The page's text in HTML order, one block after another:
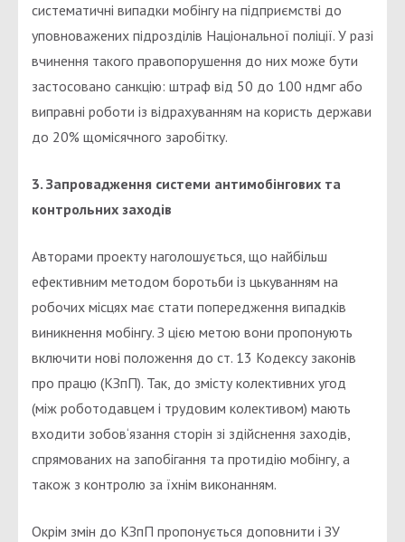
систематичні випадки мобінгу на підприємстві до
уповноважених підрозділів Національної поліції. У разі
вчинення такого правопорушення до них може бути
застосовано санкцію: штраф від 50 до 100 ндмг або
виправні роботи із відрахуванням на користь держави
до 20% щомісячного заробітку.
3. Запровадження системи антимобінгових та
контрольних заходів
Авторами проекту наголошується, що найбільш
ефективним методом боротьби із цькуванням на
робочих місцях має стати попередження випадків
виникнення мобінгу. З цією метою вони пропонують
включити нові положення до ст. 13 Кодексу законів
про працю (КЗпП). Так, до змісту колективних угод
(між роботодавцем і трудовим колективом) мають
входити зобов‘язання сторін зі здійснення заходів,
спрямованих на запобігання та протидію мобінгу, а
також з контролю за їхнім виконанням.
Окрім змін до КЗпП пропонується доповнити і ЗУ